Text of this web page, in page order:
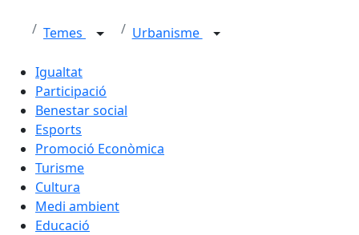
Temes Urbanisme
Igualtat
Participació
Benestar social
Esports
Promoció Econòmica
Turisme
Cultura
Medi ambient
Educació